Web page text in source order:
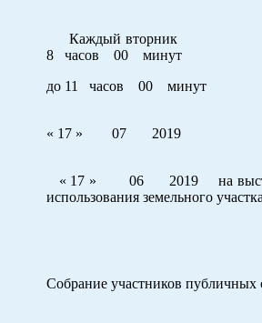
Каждый
8 часов 00 минут
до 11 часов 00 минут
« 17 » 07 2019
« 17 » 06 2019 на выставке
использования земельного участка
Собрание участников публичных